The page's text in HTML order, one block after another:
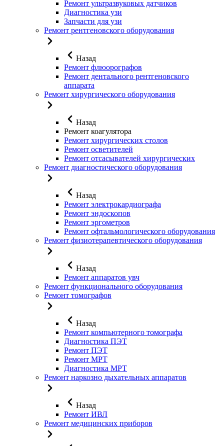
Ремонт ультразвуковых датчиков
Диагностика узи
Запчасти для узи
Ремонт рентгеновского оборудования
Назад
Ремонт флюорографов
Ремонт дентального рентгеновского
аппарата
Ремонт хирургического оборудования
Назад
Ремонт коагулятора
Ремонт хирургических столов
Ремонт осветителей
Ремонт отсасывателей хирургических
Ремонт диагностического оборудования
Назад
Ремонт электрокардиографа
Ремонт эндоскопов
Ремонт эргометров
Ремонт офтальмологического оборудования
Ремонт физиотерапевтического оборудования
Назад
Ремонт аппаратов увч
Ремонт функционального оборудования
Ремонт томографов
Назад
Ремонт компьютерного томографа
Диагностика ПЭТ
Ремонт ПЭТ
Ремонт МРТ
Диагностика МРТ
Ремонт наркозно дыхательных аппаратов
Назад
Ремонт ИВЛ
Ремонт медицинских приборов